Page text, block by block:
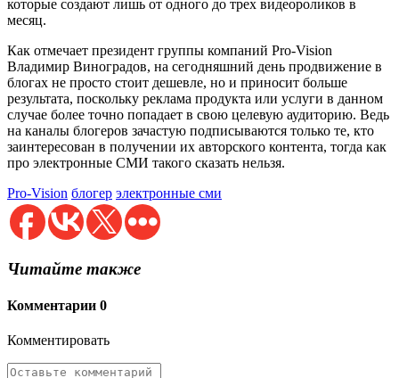
которые создают лишь от одного до трех видеороликов в
месяц.
Как отмечает президент группы компаний Pro-Vision
Владимир Виноградов, на сегодняшний день продвижение в
блогах не просто стоит дешевле, но и приносит больше
результата, поскольку реклама продукта или услуги в данном
случае более точно попадает в свою целевую аудиторию. Ведь
на каналы блогеров зачастую подписываются только те, кто
заинтересован в получении их авторского контента, тогда как
про электронные СМИ такого сказать нельзя.
Pro-Vision блогер электронные сми
Читайте также
Комментарии 0
Комментировать